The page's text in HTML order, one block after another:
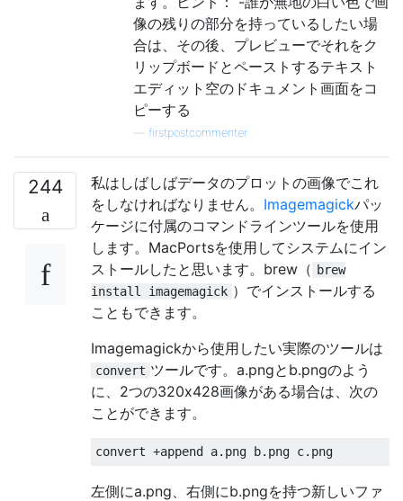
像の残りの部分を持っているしたい場
合は、その後、プレビューでそれをク
リップボードとペーストするテキスト
エディット空のドキュメント画面をコ
ピーする
firstpostcommenter
244
私はしばしばデータのプロットの画像でこれ
をしなければなりません。 Imagemagickパッ
ケージに付属のコマンドラインツールを使用
します。MacPortsを使用してシステムにイン
ストールしたと思います。brew（ brew
install imagemagick ）でインストールする
こともできます。
Imagemagickから使用したい実際のツールは
convert ツールです。a.pngとb.pngのよう
に、2つの320x428画像がある場合は、次の
ことができます。
左側にa.png、右側にb.pngを持つ新しいファ